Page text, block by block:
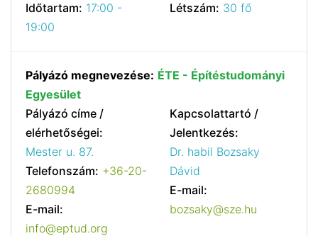
Időtartam: 17:00 -
19:00
Létszám: 30 fő
Pályázó megnevezése: ÉTE - Építéstudományi
Egyesület
Pályázó címe /
elérhetőségei:
Mester u. 87.
Telefonszám: +36-20-
2680994
E-mail:
info@eptud.org
Kapcsolattartó /
Jelentkezés:
Dr. habil Bozsaky
Dávid
E-mail:
bozsaky@sze.hu